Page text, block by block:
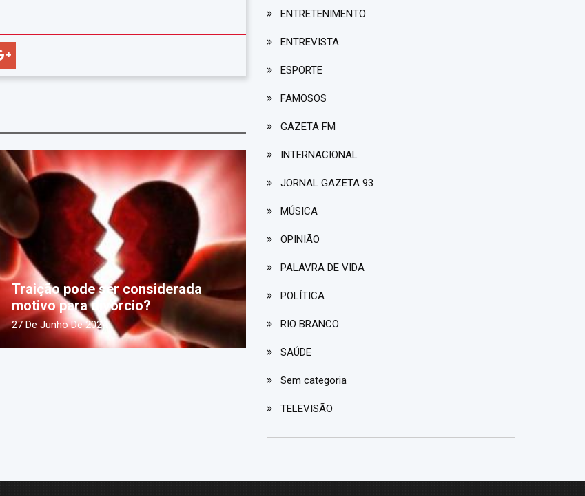
Traição pode ser considerada
motivo para divórcio?
27 De Junho De 2024
ENTRETENIMENTO
ENTREVISTA
ESPORTE
FAMOSOS
GAZETA FM
INTERNACIONAL
JORNAL GAZETA 93
MÚSICA
OPINIÃO
PALAVRA DE VIDA
POLÍTICA
RIO BRANCO
SAÚDE
Sem categoria
TELEVISÃO